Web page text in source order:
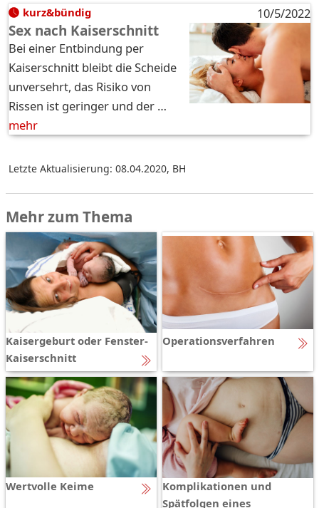
kurz&bündig 10/5/2022
Sex nach Kaiserschnitt
Bei einer Entbindung per
Kaiserschnitt bleibt die Scheide
unversehrt, das Risiko von
Rissen ist geringer und der …
mehr
Letzte Aktualisierung: 08.04.2020, BH
Mehr zum Thema
Kaisergeburt oder Fenster-
Kaiserschnitt
Operationsverfahren
Wertvolle Keime
Komplikationen und
Spätfolgen eines